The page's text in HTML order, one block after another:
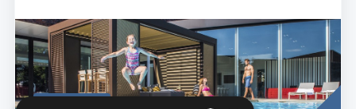
TUINPLANNING
Lees
meer